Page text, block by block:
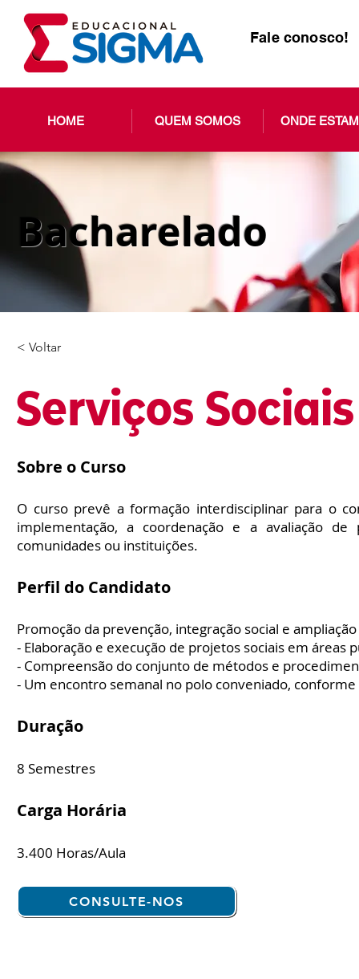
Fale
HOME QUEM SOMOS ONDE
Bacharelado
< Voltar
Serviços Sociais
Sobre o Curso
O curso prevê a formação interdisciplinar para o
implementação, a coordenação e a avaliação
comunidades ou instituições.
Perfil do Candidato
Promoção da prevenção, integração social e
- Elaboração e execução de projetos sociais em áreas
- Compreensão do conjunto de métodos e
- Um encontro semanal no polo conveniado,
Duração
8 Semestres
Carga Horária
3.400 Horas/Aula
CONSULTE-NOS